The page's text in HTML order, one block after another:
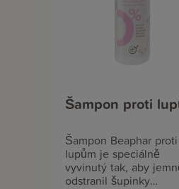
Šampon proti
Šampon Beaphar proti
lupům je speciálně
vyvinutý tak, aby
odstranil šupinky